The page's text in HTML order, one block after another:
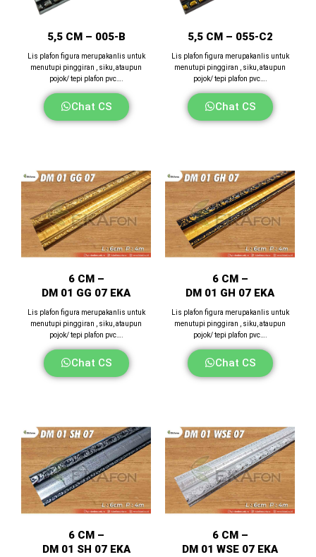
5,5 CM – 005-B
Lis plafon figura merupakanlis untuk
menutupi pinggiran , siku, ataupun
pojok/ tepi plafon pvc….
Chat CS
5,5 CM – 055-C2
Lis plafon figura merupakanlis untuk
menutupi pinggiran , siku, ataupun
pojok/ tepi plafon pvc….
Chat CS
6 CM –
DM 01 GG 07 EKA
Lis plafon figura merupakanlis untuk
menutupi pinggiran , siku, ataupun
pojok/ tepi plafon pvc….
Chat CS
6 CM –
DM 01 GH 07 EKA
Lis plafon figura merupakanlis untuk
menutupi pinggiran , siku, ataupun
pojok/ tepi plafon pvc….
Chat CS
6 CM –
DM 01 SH 07 EKA
6 CM –
DM 01 WSE 07 EKA